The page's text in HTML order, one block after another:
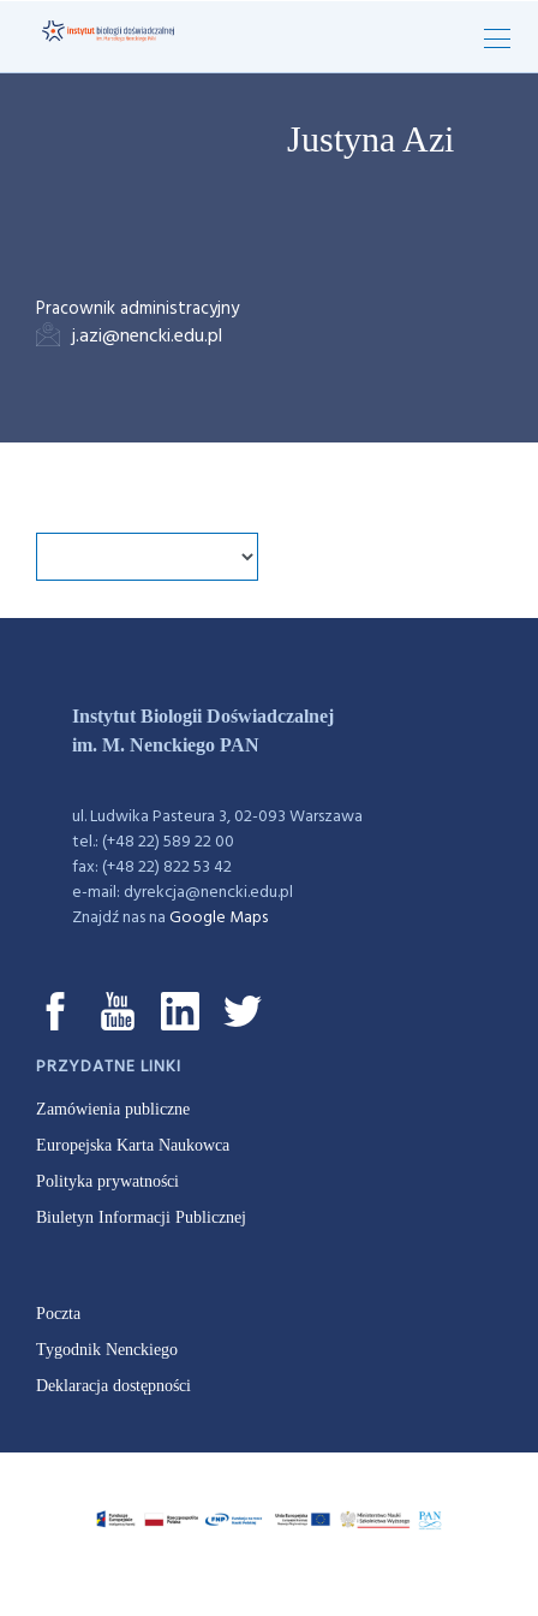
Justyna Azi
Pracownik administracyjny
j.azi@nencki.edu.pl
Instytut Biologii Doświadczalnej
im. M. Nenckiego PAN
ul. Ludwika Pasteura 3, 02-093 Warszawa
tel.: (+48 22) 589 22 00
fax: (+48 22) 822 53 42
e-mail: dyrekcja@nencki.edu.pl
Znajdź nas naGoogle Maps
PRZYDATNE LINKI
Zamówienia publiczne
Europejska Karta Naukowca
Polityka prywatności
Biuletyn Informacji Publicznej
Poczta
Tygodnik Nenckiego
Deklaracja dostępności